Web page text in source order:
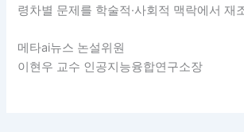
령차별 문제를 학술적·사회적 맥락에서 재
메타ai뉴스 논설위원
이현우 교수 인공지능융합연구소장